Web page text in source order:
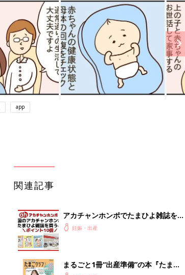
app
関連記事
アカチャンホンポでたまひよ雑誌を買
うとポイント10倍【期間限定】
妊娠・出産
まるごと1冊“出産準備”の本『たまご